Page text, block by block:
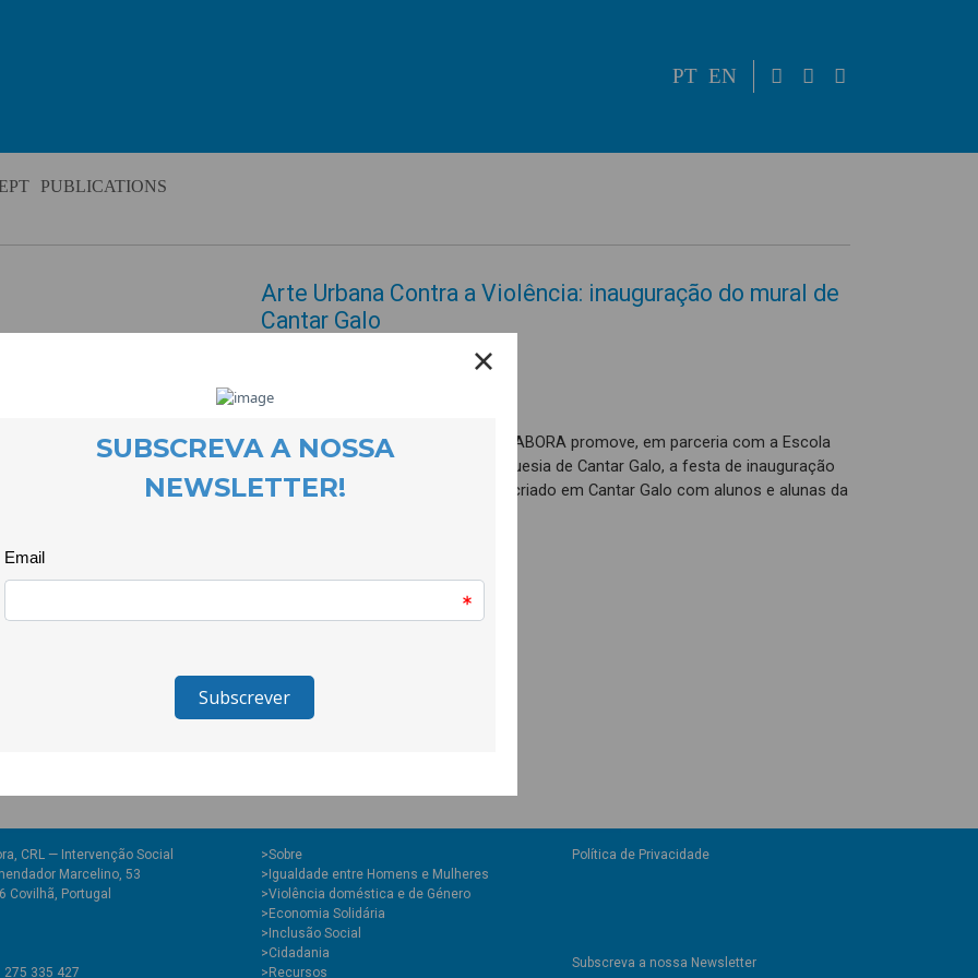
PT EN
PUBLICATIONS
Arte Urbana Contra a Violência: inauguração do mural de
Cantar Galo
3 June 2014
No próximo dia 6 de Junho, a COOLABORA promove, em parceria com a Escola
de São Domingos e a Juntade Freguesia de Cantar Galo, a festa de inauguração
do Mural Contra a Violênciaque foi criado em Cantar Galo com alunos e alunas da
CRL — Intervenção Social
Marcelino, 53
Covilhã, Portugal
335 427
>Sobre
>Igualdade entre Homens e Mulheres
>Violência doméstica e de Género
>Economia Solidária
>Inclusão Social
>Cidadania
>Recursos
Política de Privacidade
Subscreva a nossa Newsletter